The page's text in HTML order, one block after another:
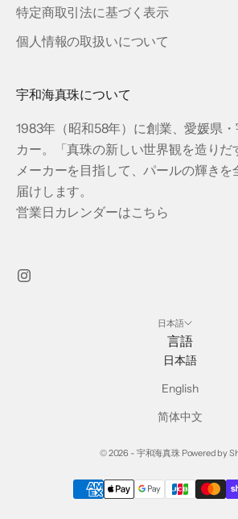
特定商取引法に基づく表示
個人情報の取扱いについて
宇和海真珠について
1983年（昭和58年）に創業、愛媛県
カー。「真珠の新しい世界観を造りだ
メーカーを目指して、パールの輝きを
届けします。
営業日カレンダーはこちら
日本語
言語
日本語
English
简体中文
© 2026 - 宇和海真珠 Powered by